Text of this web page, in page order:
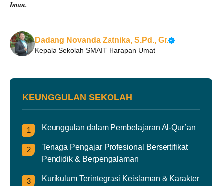
Iman.
Dadang Novanda Zatnika, S.Pd., Gr.
Kepala Sekolah SMAIT Harapan Umat
KEUNGGULAN SEKOLAH
Keunggulan dalam Pembelajaran Al-Qur’an
Tenaga Pengajar Profesional Bersertifikat
Pendidik & Berpengalaman
Kurikulum Terintegrasi Keislaman & Karakter